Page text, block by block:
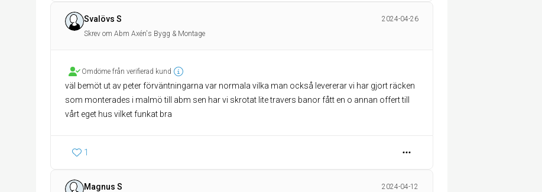
Svalövs S
2024-04-26
Skrev om Abm Axén's Bygg & Montage
Omdöme från verifierad kund
väl bemöt ut av peter förväntningarna var normala vilka man också levererar vi har gjort räcken
som monterades i malmö till abm sen har vi skrotat lite travers banor fått en o annan offert till
vårt eget hus vilket funkat bra
1
Magnus S
2024-04-12